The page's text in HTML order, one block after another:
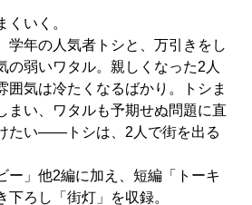
いく。
学年の人気者トシと、万引きをし
の弱いワタル。親しくなった2人
囲気は冷たくなるばかり。トシま
まい、ワタルも予期せぬ問題に直
たい――トシは、2人で街を出る
ー」他2編に加え、短編「トーキ
下ろし「街灯」を収録。